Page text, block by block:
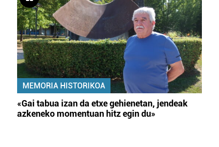
MEMORIA HISTORIKOA
«Gai tabua izan da etxe gehienetan, jendeak
azkeneko momentuan hitz egin du»